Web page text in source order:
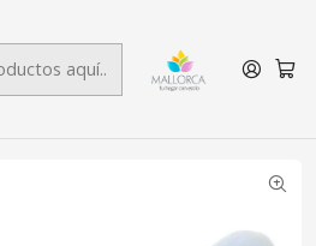
Figuras Decorativas
Ave Calado